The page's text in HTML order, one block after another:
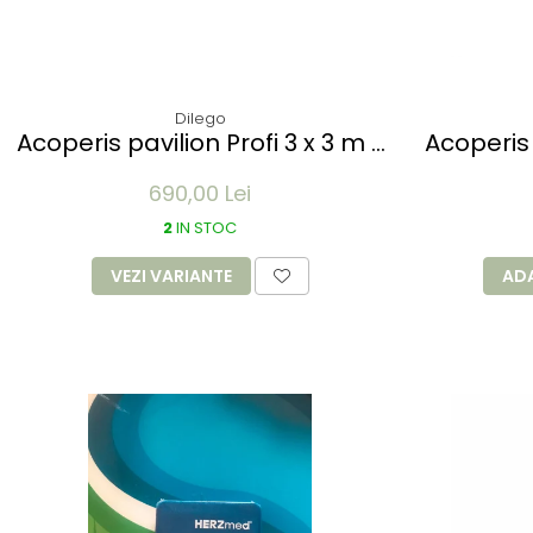
Dilego
Acoperis pavilion Profi 3 x 3 m -
690,00 Lei
2IN STOC
VEZI VARIANTE